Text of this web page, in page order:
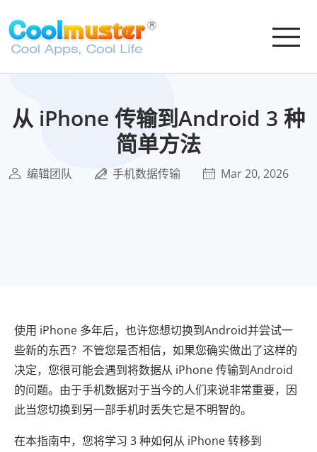
从 iPhone 传输到Android 3 种
简单方法
编辑团队 手机数据传输 Mar 20, 2026
使用 iPhone 多年后，也许您想切换到Android并尝试一
些新的东西？不管您是否相信，如果您确实做出了这样的
决定，您很可能会遇到将数据从 iPhone 传输到Android
的问题。由于手机数据对于当今的人们来说非常重要，因
此当您切换到另一部手机时丢失它是不明智的。
在本指南中，您将学习 3 种如何从 iPhone 转移到